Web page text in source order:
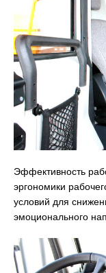
Эффективность
эргономики
условий для
эмоционального